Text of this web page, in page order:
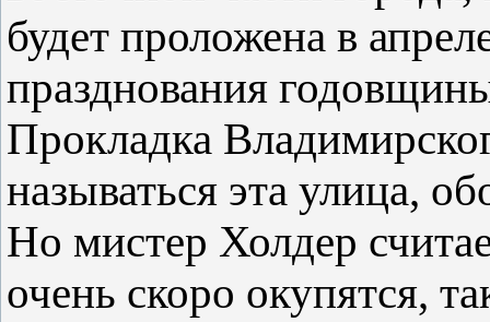
будет проложена в
празднования
Прокладка
называться эта улица,
Но мистер Холдер
очень скоро окупятся,